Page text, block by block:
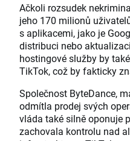
Ačkoli rozsudek
jeho 170 milionů
s aplikacemi, jako je
distribuci nebo
hostingové služby by
TikTok, což by fakticky
Společnost ByteDance,
odmítla prodej svých
vláda také silně oponuje
zachovala kontrolu nad